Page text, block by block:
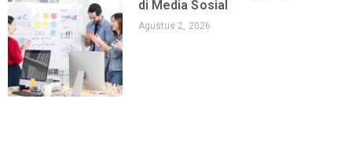
di Media Sosial
Agustus 2, 2026